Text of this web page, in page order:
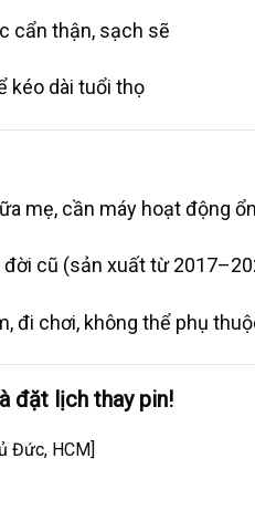
cẩn thận, sạch sẽ
kéo dài tuổi thọ
mẹ, cần máy hoạt động
cũ (sản xuất từ
đi chơi, không thể phụ
đặt lịch thay pin!
Đức, HCM]